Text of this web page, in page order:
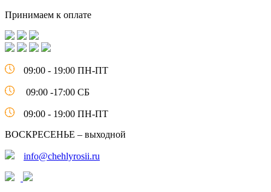
Принимаем к оплате
09:00 - 19:00 ПН-ПТ
09:00 -17:00 СБ
09:00 - 19:00 ПН-ПТ
ВОСКРЕСЕНЬЕ – выходной
info@chehlyrosii.ru